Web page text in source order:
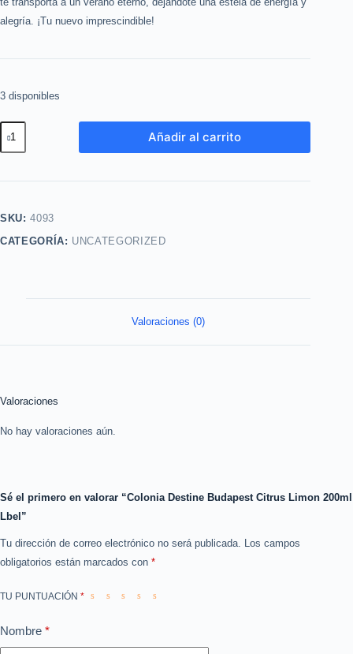
alegría. ¡Tu nuevo imprescindible!
3 disponibles
Colonia
Destine
200ml
Lbel
Añadir al carrito
SKU:4093
CATEGORÍA: UNCATEGORIZED
Valoraciones (0)
Valoraciones
No hay valoraciones aún.
Sé el primero en valorar “Colonia Destine Budapest Citrus Limon 200ml
Lbel”
Tu dirección de correo electrónico no será publicada. Los campos
obligatorios están marcados con *
TU PUNTUACIÓN *
Nombre *